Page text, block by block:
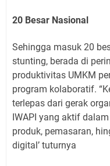
20 Besar Nasional
Sehingga masuk 20
stunting, berada di
produktivitas UMKM
program kolaboratif.
terlepas dari gerak
IWAPI yang aktif
produk, pemasaran,
digital’ tuturnya